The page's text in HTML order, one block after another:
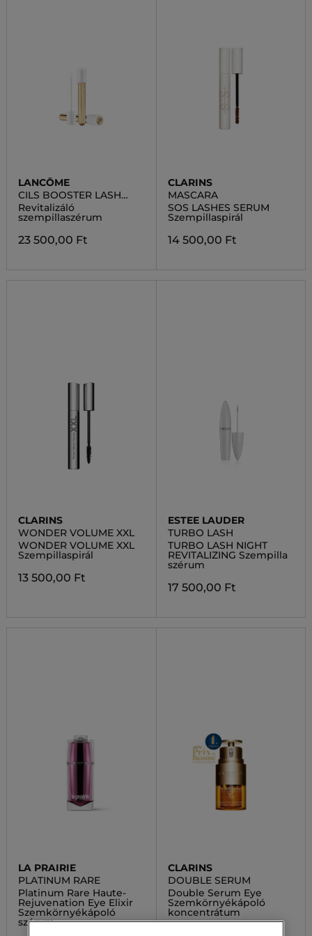
LANCÔME
CILS BOOSTER LASH
REVITALIZING SERUM
Revitalizáló
szempillaszérum
23 500,00 Ft
CLARINS
MASCARA
SOS LASHES SERUM
Szempillaspirál
14 500,00 Ft
CLARINS
WONDER VOLUME XXL
WONDER VOLUME XXL
Szempillaspirál
13 500,00 Ft
ESTEE LAUDER
TURBO LASH
TURBO LASH NIGHT
REVITALIZING Szempilla
szérum
17 500,00 Ft
LA PRAIRIE
PLATINUM RARE
Platinum Rare Haute-
Rejuvenation Eye Elixir
Szemkörnyékápoló
szérum
CLARINS
DOUBLE SERUM
Double Serum Eye
Szemkörnyékápoló
koncentrátum